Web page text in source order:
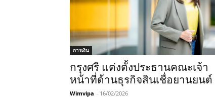
การเงิน
กรุงศรี แต่งตั้งประธานคณะเจ้า
หน้าที่ด้านธุรกิจสินเชื่อยานยนต์
Wimvipa - 16/02/2026